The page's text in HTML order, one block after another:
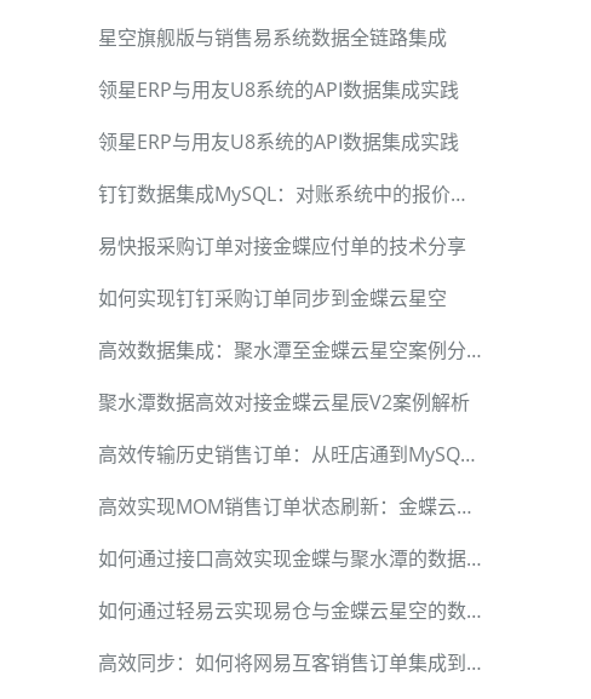
星空旗舰版与销售易系统数据全链路集成
领星ERP与用友U8系统的API数据集成实践
领星ERP与用友U8系统的API数据集成实践
钉钉数据集成MySQL：对账系统中的报价流程实现
易快报采购订单对接金蝶应付单的技术分享
如何实现钉钉采购订单同步到金蝶云星空
高效数据集成：聚水潭至金蝶云星空案例分析
聚水潭数据高效对接金蝶云星辰V2案例解析
高效传输历史销售订单：从旺店通到MySQL的完美优化案例
高效实现MOM销售订单状态刷新：金蝶云星空与MySQL数据集成
如何通过接口高效实现金蝶与聚水潭的数据集成
如何通过轻易云实现易仓与金蝶云星空的数据无缝集成
高效同步：如何将网易互客销售订单集成到金蝶云星空